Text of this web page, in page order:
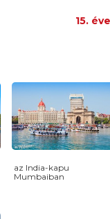
15.
az India-kapu
Mumbaiban